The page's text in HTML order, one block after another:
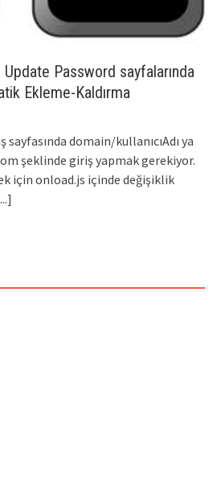
Password sayfalarında
Ekleme-Kaldırma
domain/kullanıcıAdı ya
şeklinde giriş yapmak gerekiyor.
için onload.js içinde değişiklik